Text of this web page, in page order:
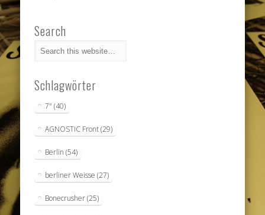
Search
Schlagwörter
7" (40)
AGNOSTIC Front(29)
Berlin (54)
berliner Weisse (27)
Bonecrusher(25)